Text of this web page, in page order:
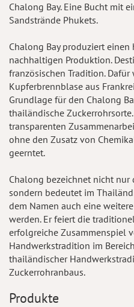
Chalong Bay. Eine Bucht mit
Sandstrände Phukets.
Chalong Bay produziert
nachhaltigen Produktion.
französischen Tradition.
Kupferbrennblase aus
Grundlage für den Chalong
thailändische
transparenten
ohne den Zusatz von
geerntet.
Chalong bezeichnet nicht nur
sondern bedeutet im
dem Namen auch eine
werden. Er feiert die
erfolgreiche Zusammenspiel
Handwerkstradition im
thailändischer
Zuckerrohranbaus.
Produkte